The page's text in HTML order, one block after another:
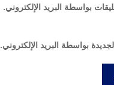
بواسطة البريد الإلكتروني.
بواسطة البريد الإلكتروني.